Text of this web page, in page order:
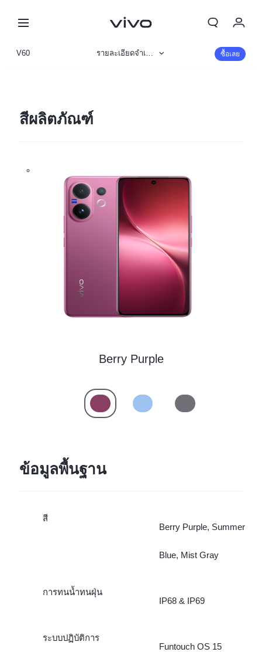
V60 รายละเอียดจำเพาะ ซื้อเลย
สีผลิตภัณฑ์
Berry Purple
ข้อมูลพื้นฐาน
สี
Berry Purple, Summer
Blue, Mist Gray
การทนน้ำทนฝุ่น
IP68 & IP69
ระบบปฏิบัติการ
Funtouch OS 15